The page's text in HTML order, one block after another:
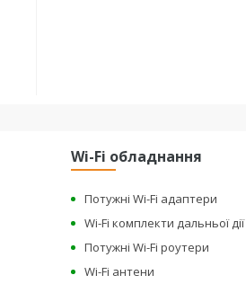
Wi-Fi обладнання
Потужні Wi-Fi адаптери
Wi-Fi комплекти дальньої дії
Потужні Wi-Fi роутери
Wi-Fi антени